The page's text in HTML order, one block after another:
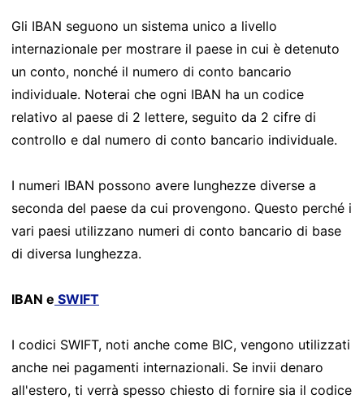
Gli IBAN seguono un sistema unico a livello
internazionale per mostrare il paese in cui è detenuto
un conto, nonché il numero di conto bancario
individuale. Noterai che ogni IBAN ha un codice
relativo al paese di 2 lettere, seguito da 2 cifre di
controllo e dal numero di conto bancario individuale.
I numeri IBAN possono avere lunghezze diverse a
seconda del paese da cui provengono. Questo perché i
vari paesi utilizzano numeri di conto bancario di base
di diversa lunghezza.
IBAN e SWIFT
I codici SWIFT, noti anche come BIC, vengono utilizzati
anche nei pagamenti internazionali. Se invii denaro
all'estero, ti verrà spesso chiesto di fornire sia il codice